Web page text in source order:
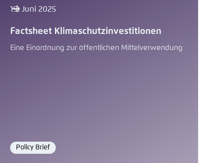
19. Juni 2025
Factsheet Klimaschutzinvestitionen
Eine Einordnung zur öffentlichen Mittelverwendung
Format
Policy Brief